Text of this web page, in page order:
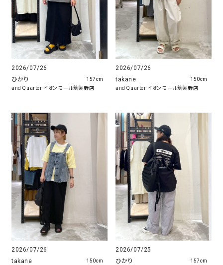
2026/07/26
ひかり
and Quarter イオンモール筑紫野店
157cm
2026/07/26
takane
and Quarter イオンモール筑紫野店
150cm
2026/07/26
takane
150cm
2026/07/25
ひかり
157cm